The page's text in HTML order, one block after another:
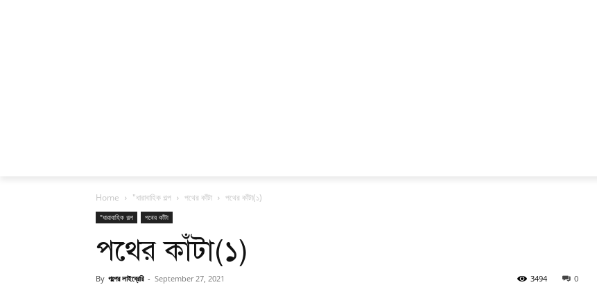
Home "ধারাবাহিক গল্প পথের কাঁটা পথের কাঁটা(১)
"ধারাবাহিক গল্প পথের কাঁটা
পথের কাঁটা(১)
By গল্পের লাইব্রেরি - September 27, 2021 0
3494